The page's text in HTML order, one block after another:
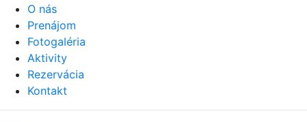
O nás
Prenájom
Fotogaléria
Aktivity
Rezervácia
Kontakt